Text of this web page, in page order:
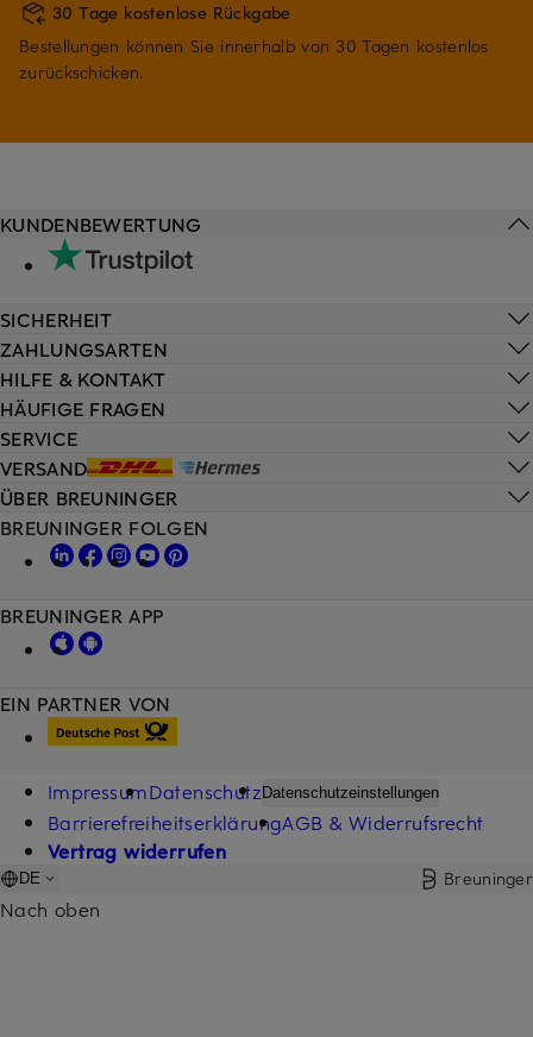
30 Tage kostenlose Rückgabe
Bestellungen können Sie innerhalb von 30 Tagen kostenlos
zurückschicken.
HILFE & KONTAKT
HÄUFIGE FRAGEN
SERVICE
VERSAND
KUNDENBEWERTUNG
SICHERHEIT
ZAHLUNGSARTEN
ÜBER BREUNINGER
EIN PARTNER VON
BREUNINGER FOLGEN
BREUNINGER APP
ImpressumDatenschutz Datenschutzeinstellungen
BarrierefreiheitserklärungAGB & Widerrufsrecht
Vertrag widerrufen
DE Breuninger
Nach oben